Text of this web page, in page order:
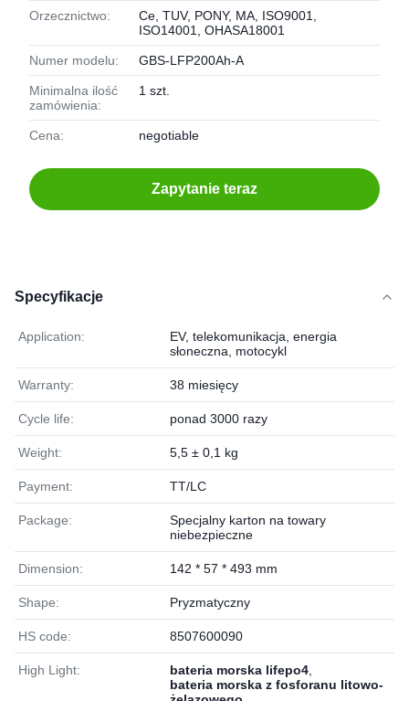
Orzecznictwo:
Ce, TUV, PONY, MA, ISO9001,
ISO14001, OHASA18001
Numer modelu: GBS-LFP200Ah-A
Minimalna ilość
zamówienia:
1 szt.
Cena: negotiable
Zapytanie teraz
Specyfikacje
Application:
EV, telekomunikacja, energia
słoneczna, motocykl
Warranty: 38 miesięcy
Cycle life: ponad 3000 razy
Weight: 5,5 ± 0,1 kg
Payment: TT/LC
Package:
Specjalny karton na towary
niebezpieczne
Dimension: 142 * 57 * 493 mm
Shape: Pryzmatyczny
HS code: 8507600090
High Light: bateria morska lifepo4
bateria morska z fosforanu litowo-